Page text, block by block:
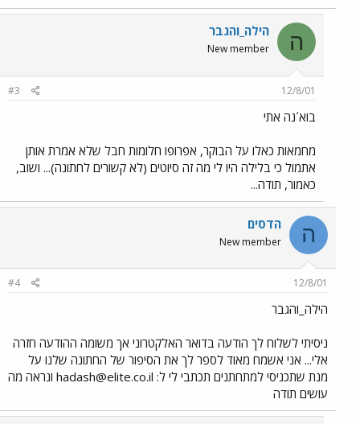
ה הילה_והגבר
New member
12/8/01
#3
בוא´נה אתי
מחמאות כאלו על הבוקר, אפרופו חלומות חבל שלא אמרת אותן
אתמול כי בלילה היו לי מה זה סיוטים (לא קשורים לחתונה)... ושוב,
כאמור, תודה...
ה הדסים
New member
12/8/01
#4
הילה_והגבר
ניסיתי לשלוח לך הודעה בדואר האלקטרוני אך משומה ההודעה חזרה
אלי... אני אשמח מאוד לספר לך את הסיפור של החתונה שלנו על
מנת שתכניסי למתחתנים תכתבי לי ל: hadash@elite.co.il ונראה מה
עושים תודה